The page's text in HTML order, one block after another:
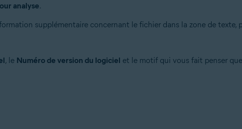
analyse.
supplémentaire concernant le fichier dans la zone de texte,
, le Numéro de version du logiciel et le motif qui vous fait penser